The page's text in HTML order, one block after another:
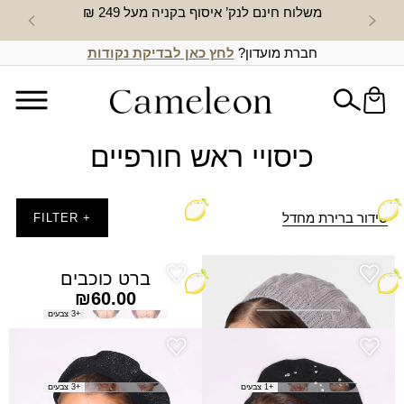
משלוח חינם לנק’ איסוף בקניה מעל 249 ₪ חדש
חברת מועדון? לחץ כאן לבדיקת נקודות
כיסויי ראש חורפיים
סידור ברירת מחדל + FILTER
ברט תהל
₪29.00
ברט כוכבים
₪60.00
+3 צבעים
₪90.00
המחיר
המקורי
₪ 50.00
המחיר
הנוכחי
+1 צבעים
ברט מלכי
₪60.00
+3 צבעים